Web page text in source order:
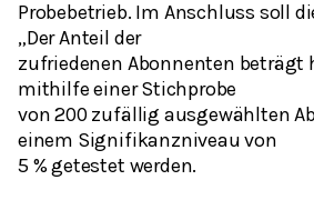
Probebetrieb. Im Anschluss soll
„Der Anteil der
zufriedenen Abonnenten beträgt
mithilfe einer Stichprobe
von 200 zufällig ausgewählten
einem Signifikanzniveau von
5 % getestet werden.